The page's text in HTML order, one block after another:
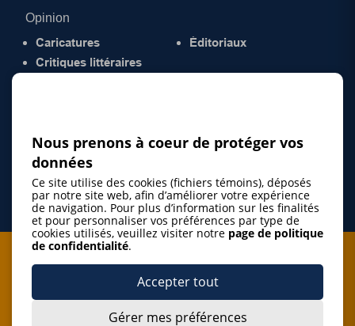
Opinion
Caricatures
Critiques littéraires
Éditoriaux
Je m'abonne à l'infolettre
Nous prenons à coeur de protéger vos
données
Ce site utilise des cookies (fichiers témoins), déposés
par notre site web, afin d’améliorer votre expérience
de navigation. Pour plus d’information sur les finalités
et pour personnaliser vos préférences par type de
cookies utilisés, veuillez visiter notre page de politique
de confidentialité.
Accepter tout
Gérer mes préférences